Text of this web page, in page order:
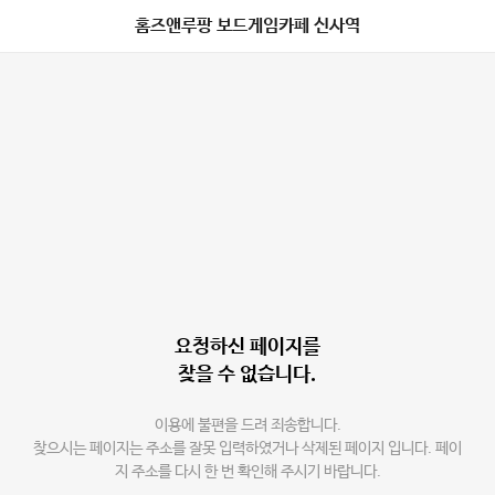
홈즈앤루팡 보드게임카페 신사역
요청하신 페이지를
찾을 수 없습니다.
이용에 불편을 드려 죄송합니다.
찾으시는 페이지는 주소를 잘못 입력하였거나 삭제된 페이지 입니다. 페이
지 주소를 다시 한 번 확인해 주시기 바랍니다.